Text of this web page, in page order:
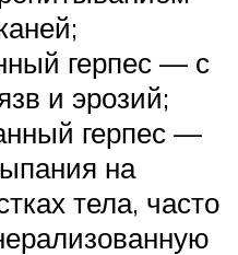
герпес — с
и эрозий;
герпес —
на
тела, часто